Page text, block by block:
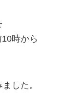
時から
した。